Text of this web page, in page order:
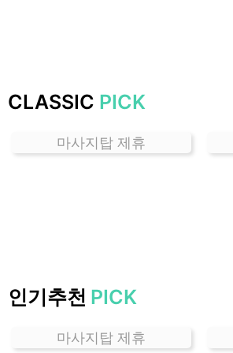
치
할
CLASSIC PICK
마사지탑 제휴
인기추천 PICK
마사지탑 제휴